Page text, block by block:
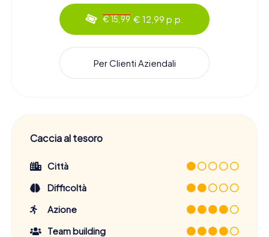
€ 15,99 € 12,99 p.p.
Per Clienti Aziendali
Caccia al tesoro
Città
Difficoltà
Azione
Team building